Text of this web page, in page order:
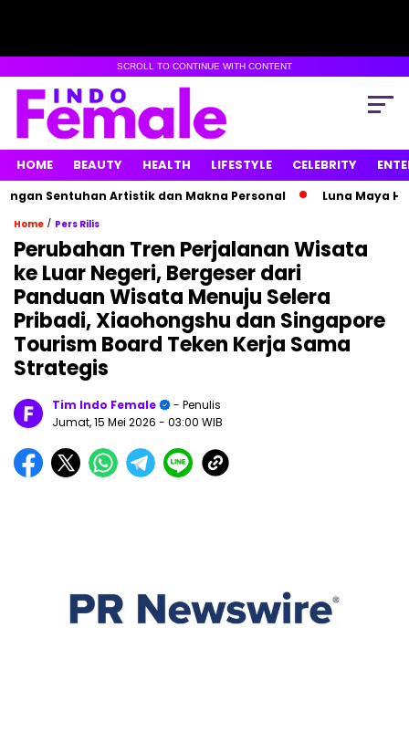
SCROLL TO CONTINUE WITH CONTENT
HOME BEAUTY HEALTH LIFESTYLE CELEBRITY
Sentuhan Artistik dan Makna Personal Luna Maya Hamil
Home / Pers Rilis
Perubahan Tren Perjalanan Wisata
ke Luar Negeri, Bergeser dari
Panduan Wisata Menuju Selera
Pribadi, Xiaohongshu dan Singapore
Tourism Board Teken Kerja Sama
Strategis
Tim Indo Female
- Penulis
Jumat, 15 Mei 2026 - 03:00 WIB